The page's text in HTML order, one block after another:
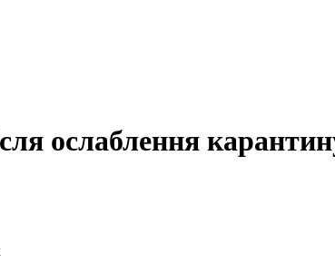
ослаблення